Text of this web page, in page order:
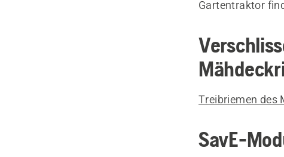
Gartentraktor
Treibriemen des
SavE-